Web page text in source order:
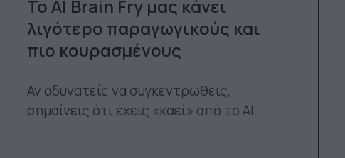
Το AI Brain Fry μας κάνει
λιγότερο παραγωγικούς και
πιο κουρασμένους
Αν αδυνατείς να συγκεντρωθείς,
σημαίνεις ότι έχεις «καεί» από το ΑΙ.